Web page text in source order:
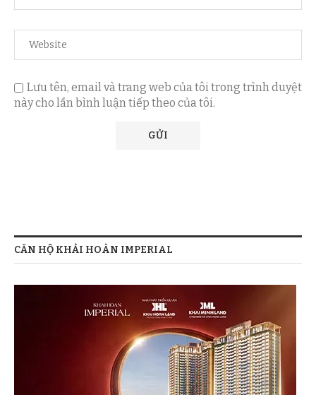
Lưu tên, email và trang web của tôi trong trình duyệt
này cho lần bình luận tiếp theo của tôi.
CĂN HỘ KHẢI HOÀN IMPERIAL